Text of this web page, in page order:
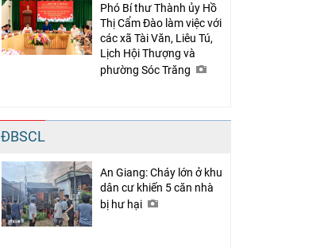
Phó Bí thư Thành ủy Hồ
Thị Cẩm Đào làm việc với
các xã Tài Văn, Liêu Tú,
Lịch Hội Thượng và
phường Sóc Trăng
ĐBSCL
An Giang: Cháy lớn ở khu
dân cư khiến 5 căn nhà
bị hư hại